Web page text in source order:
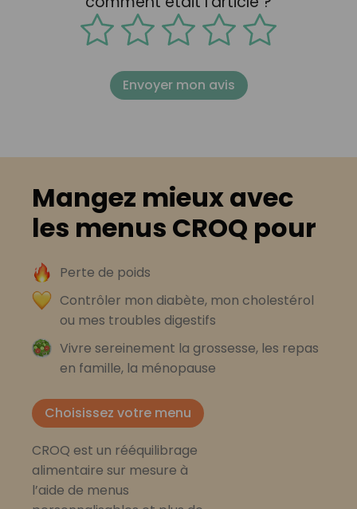
Envoyer mon avis
Mangez mieux avec
les menus CROQ pour
Perte de poids
Contrôler mon diabète, mon cholestérol
ou mes troubles digestifs
Vivre sereinement la grossesse, les repas
en famille, la ménopause
Choisissez votre menu
CROQ est un rééquilibrage
alimentaire sur mesure à
l’aide de menus